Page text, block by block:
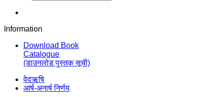
Information
Download Book
Catalogue
(डाउनलोड पुस्तक सूची)
वेदऋषि
आर्ष-अनार्ष निर्णय